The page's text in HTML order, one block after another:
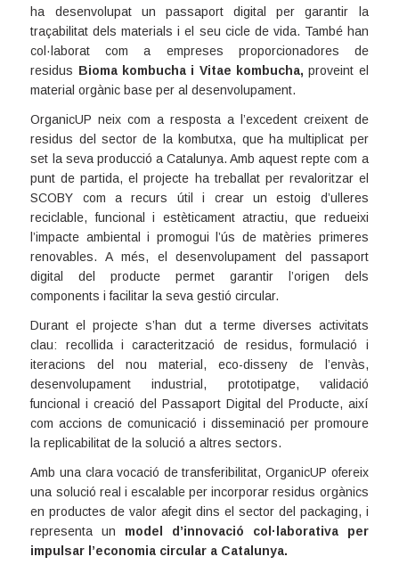
ha desenvolupat un passaport digital per garantir la
traçabilitat dels materials i el seu cicle de vida. També han
col·laborat com a empreses proporcionadores de
residus Bioma kombucha i Vitae kombucha,proveint el
material orgànic base per al desenvolupament.
OrganicUP neix com a resposta a l’excedent creixent de
residus del sector de la kombutxa, que ha multiplicat per
set la seva producció a Catalunya. Amb aquest repte com a
punt de partida, el projecte ha treballat per revaloritzar el
SCOBY com a recurs útil i crear un estoig d’ulleres
reciclable, funcional i estèticament atractiu, que redueixi
l’impacte ambiental i promogui l’ús de matèries primeres
renovables. A més, el desenvolupament del passaport
digital del producte permet garantir l’origen dels
components i facilitar la seva gestió circular.
Durant el projecte s’han dut a terme diverses activitats
clau: recollida i caracterització de residus, formulació i
iteracions del nou material, eco-disseny de l’envàs,
desenvolupament industrial, prototipatge, validació
funcional i creació del Passaport Digital del Producte, així
com accions de comunicació i disseminació per promoure
la replicabilitat de la solució a altres sectors.
Amb una clara vocació de transferibilitat, OrganicUP ofereix
una solució real i escalable per incorporar residus orgànics
en productes de valor afegit dins el sector del packaging, i
representa un model d’innovació col·laborativa per
impulsar l’economia circular a Catalunya.